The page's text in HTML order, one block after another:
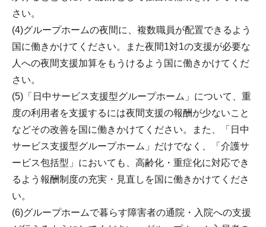
さい。
(4)グループホームの夜間に、複数職員が配置できるよう
国に働きかけてください。また夜間1対1の支援が必要な
人への夜間支援加算をもうけるよう国に働きかけてくだ
さい。
(5)「日中サービス支援型グループホーム」について、重
度の利用者を支援するには夜間支援の報酬が少ないこと
などその改善を国に働きかけてください。また、「日中
サービス支援型グループホーム」だけでなく、「介護サ
ービス包括型」においても、高齢化・重症化に対応でき
るよう報酬制度の充実・見直しを国に働きかけてくださ
い。
(6)グループホームで暮らす障害者の通院・入院への支援